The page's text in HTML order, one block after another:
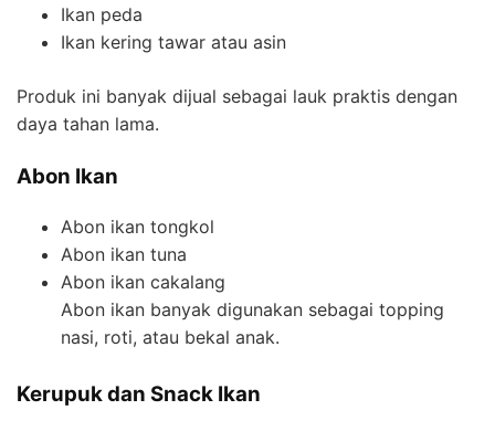
Ikan peda
Ikan kering tawar atau asin
Produk ini banyak dijual sebagai lauk praktis dengan
daya tahan lama.
Abon Ikan
Abon ikan tongkol
Abon ikan tuna
Abon ikan cakalang
Abon ikan banyak digunakan sebagai topping
nasi, roti, atau bekal anak.
Kerupuk dan Snack Ikan